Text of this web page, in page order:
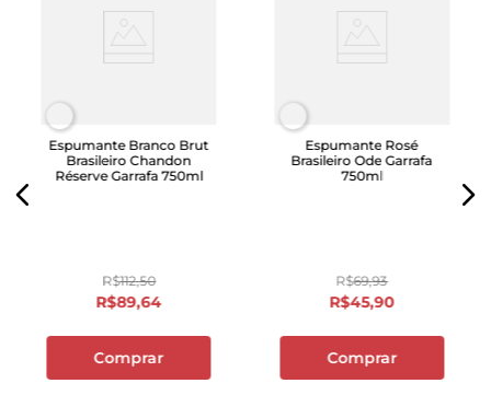
Espumante Branco Brut
Brasileiro Chandon
Réserve Garrafa 750ml
R$112,50
R$89,64
Comprar
Espumante Rosé
Brasileiro Ode Garrafa
750ml
R$69,93
R$45,90
Comprar